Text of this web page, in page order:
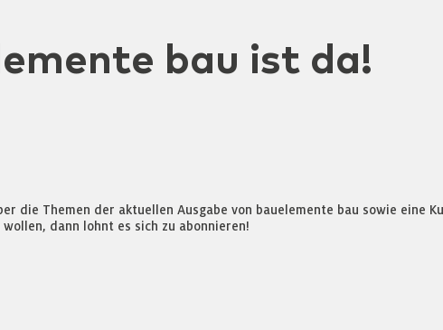
bau ist da!
die Themen der aktuellen Ausgabe von bauelemente bau sowie eine
dann lohnt es sich zu abonnieren!